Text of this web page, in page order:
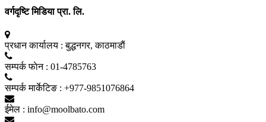
वर्गदृष्टि मिडिया प्रा. लि.
प्रधान कार्यालय : बुद्धनगर, काठमाडाैं
सम्पर्क फाेन : 01-4785763
सम्पर्क मार्केटिङ : +977-9851076864
ईमेल : info@moolbato.com